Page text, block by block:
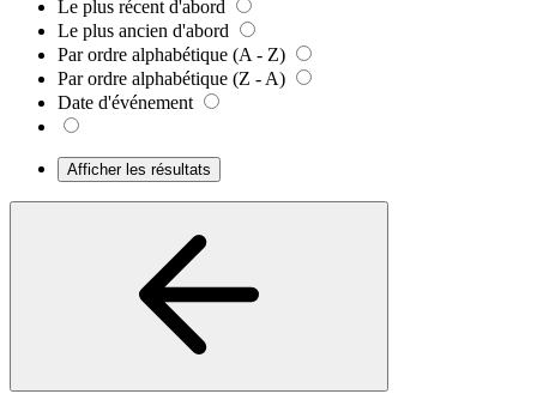
Le plus récent d'abord
Le plus ancien d'abord
Par ordre alphabétique (A - Z)
Par ordre alphabétique (Z - A)
Date d'événement
Afficher les résultats